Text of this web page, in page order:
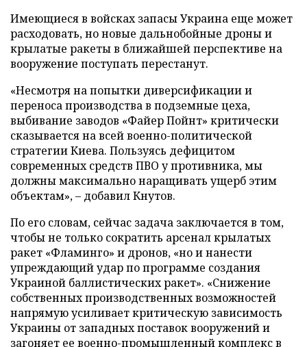
Имеющиеся в войсках запасы Украина еще может
расходовать, но новые дальнобойные дроны и
крылатые ракеты в ближайшей перспективе на
вооружение поступать перестанут.
«Несмотря на попытки диверсификации и
переноса производства в подземные цеха,
выбивание заводов «Файер Пойнт» критически
сказывается на всей военно-политической
стратегии Киева. Пользуясь дефицитом
современных средств ПВО у противника, мы
должны максимально наращивать ущерб этим
объектам», – добавил Кнутов.
По его словам, сейчас задача заключается в том,
чтобы не только сократить арсенал крылатых
ракет «Фламинго» и дронов, «но и нанести
упреждающий удар по программе создания
Украиной баллистических ракет». «Снижение
собственных производственных возможностей
напрямую усиливает критическую зависимость
Украины от западных поставок вооружений и
загоняет ее военно-промышленный комплекс в